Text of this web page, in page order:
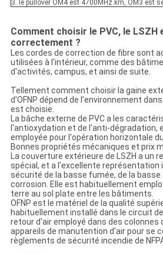
3. le pullover OM4 est 4700MHz.km, OM3 est
Comment choisir le PVC, le LSZH
correctement ?
Les cordes de correction de fibre sont
utilisées à l'intérieur, comme des
d'activités, campus, et ainsi de suite.
Tellement comment choisir la gaine
d'OFNP dépend de l'environnement
est choisie.
La bâche externe de PVC a les
l'antioxydation et de l'anti-dégradation,
employée pour l'opération horizontale
Bonnes propriétés mécaniques et prix
La couverture extérieure de LSZH a un
spécial, et a l'excellente représentation
sécurité de la basse fumée, de la
corrosion. Elle est habituellement
terre au sol plate entre les bâtiments.
OFNP est le matériel de la qualité
habituellement installé dans le circuit
retour d'air employé dans des colonnes
appareils de manutention d'air pour se
règlements de sécurité incendie de